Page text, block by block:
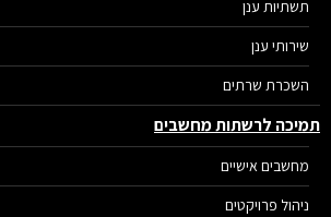
תשתיות ענן
שירותי ענן
השכרת שרתים
לרשתות מחשבים
מחשבים אישיים
ניהול פרויקטים